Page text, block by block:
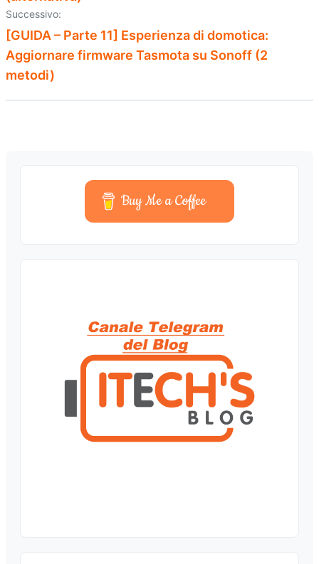
Successivo:
[GUIDA – Parte 11] Esperienza di domotica:
Aggiornare firmware Tasmota su Sonoff (2
metodi)
Buy Me a Coffee